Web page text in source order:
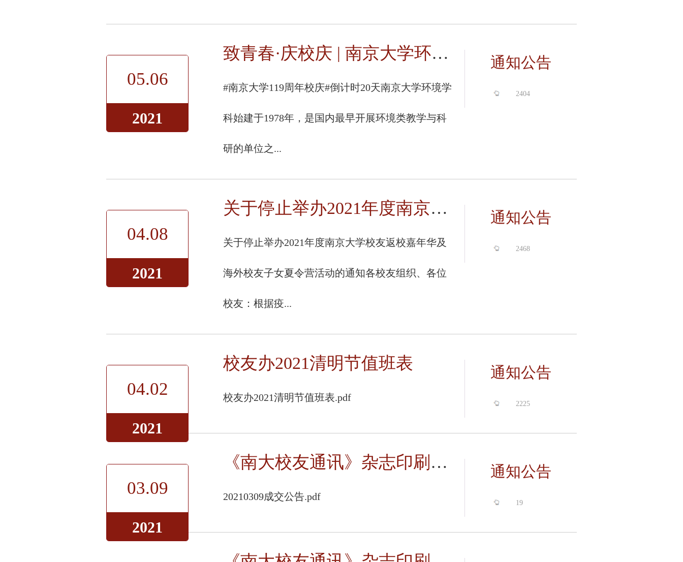
05.06
2021
通知公告
2404
致青春·庆校庆 | 南京大学环境校友毕业照征集
#南京大学119周年校庆#倒计时20天南京大学环境学
科始建于1978年，是国内最早开展环境类教学与科
研的单位之...
04.08
2021
通知公告
2468
关于停止举办2021年度南京大学校友返校嘉年华及海外校友子女夏令...
关于停止举办2021年度南京大学校友返校嘉年华及
海外校友子女夏令营活动的通知各校友组织、各位
校友：根据疫...
04.02
2021
通知公告
2225
校友办2021清明节值班表
校友办2021清明节值班表.pdf
03.09
2021
通知公告
19
《南大校友通讯》杂志印刷服务采购项目成交公告
20210309成交公告.pdf